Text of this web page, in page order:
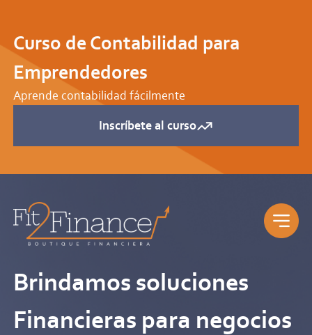
Curso de Contabilidad para
Emprendedores
Aprende contabilidad fácilmente
Inscríbete al curso
Brindamos soluciones
Financieras para negocios